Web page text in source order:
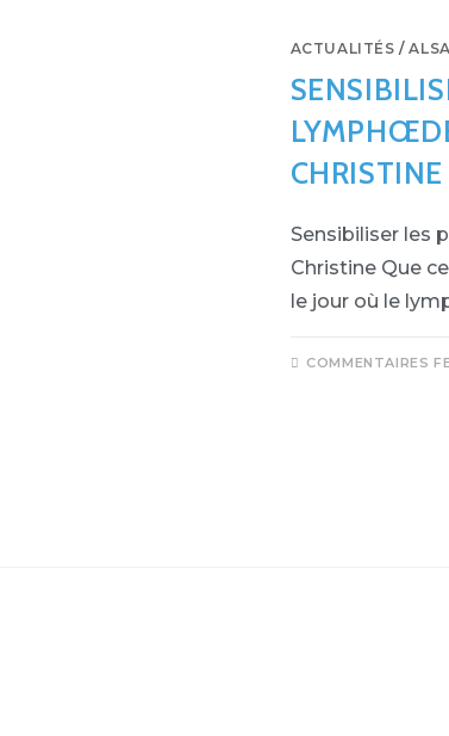
ACTUALITÉS /
Sensibiliser les
Christine Que
le jour où le
COMMENTAIRES